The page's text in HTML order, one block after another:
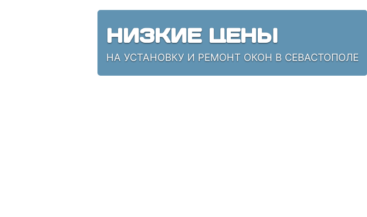
НИЗКИЕ ЦЕНЫ
НА УСТАНОВКУ И РЕМОНТ ОКОН В СЕВАСТОПОЛЕ